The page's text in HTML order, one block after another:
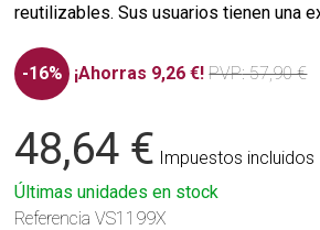
reutilizables. Sus usuarios tienen una
-16% ¡Ahorras 9,26 €! PVP: 57,90 €
48,64 € Impuestos incluidos
Últimas unidades en stock
Referencia VS1199X